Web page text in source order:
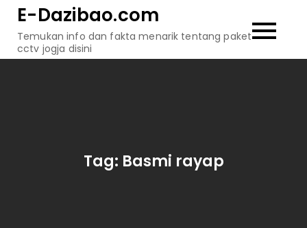
content
E-Dazibao.com
Temukan info dan fakta menarik tentang paket
cctv jogja disini
Tag: Basmi rayap